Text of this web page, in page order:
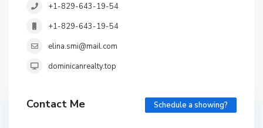
+1-829-643-19-54
+1-829-643-19-54
elina.smi@mail.com
dominicanrealty.top
Contact Me Schedule a showing?